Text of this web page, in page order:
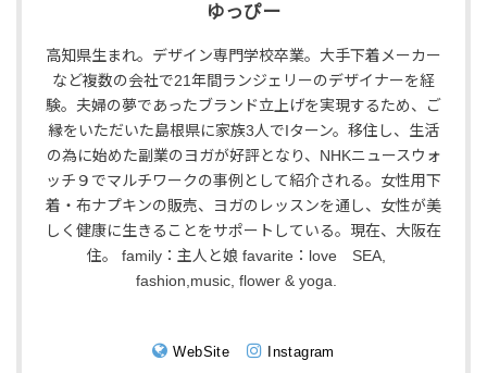
ゆっぴー
高知県生まれ。デザイン専門学校卒業。大手下着メーカー
など複数の会社で21年間ランジェリーのデザイナーを経
験。夫婦の夢であったブランド立上げを実現するため、ご
縁をいただいた島根県に家族3人でIターン。移住し、生活
の為に始めた副業のヨガが好評となり、NHKニュースウォ
ッチ９でマルチワークの事例として紹介される。女性用下
着・布ナプキンの販売、ヨガのレッスンを通し、女性が美
しく健康に生きることをサポートしている。現在、大阪在
住。 family：主人と娘 favarite：love SEA,
fashion,music, flower & yoga.
WebSite Instagram